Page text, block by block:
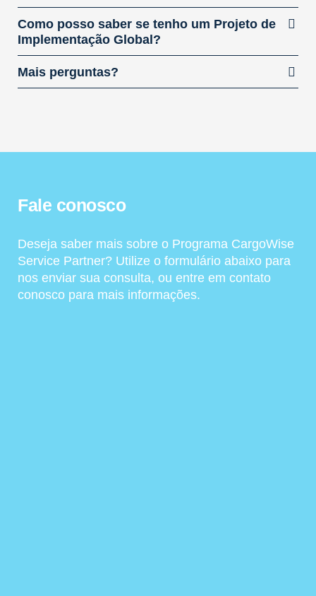
Como posso saber se tenho um Projeto de
Implementação Global?
Mais perguntas?
Fale conosco
Deseja saber mais sobre o Programa CargoWise
Service Partner? Utilize o formulário abaixo para
nos enviar sua consulta, ou entre em contato
conosco para mais informações.